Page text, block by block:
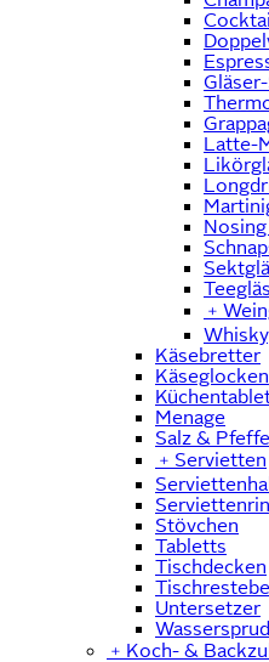
Latte-
﹢
Käsebretter
Käseglocken
Menage
Salz &
﹢ Servietten
Stövchen
Tabletts
Tischdecken
Untersetzer
﹢ Koch- &